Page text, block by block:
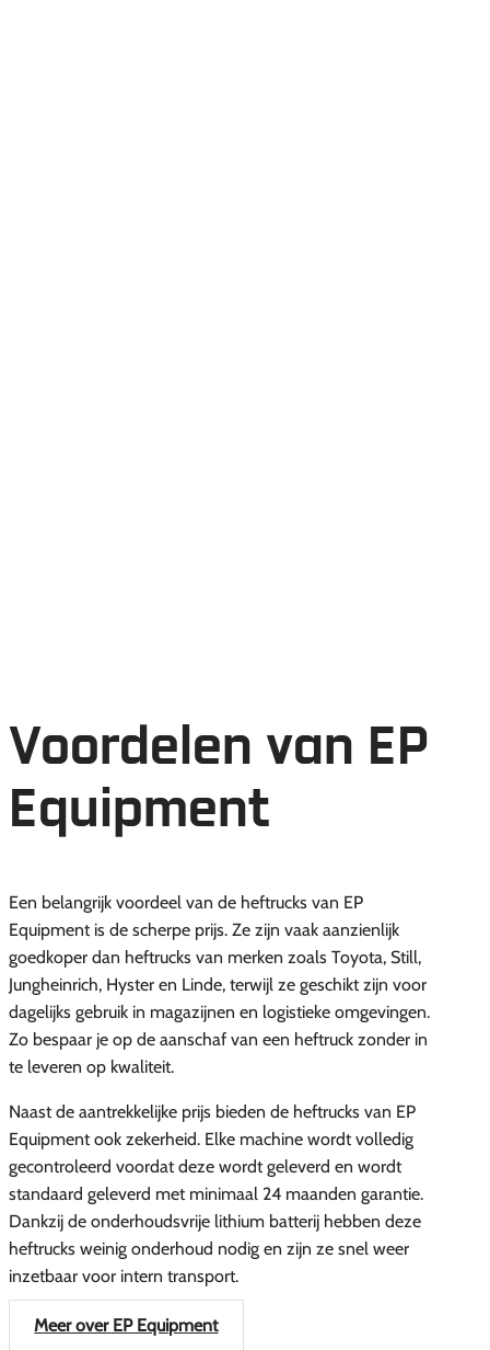
Voordelen van EP
Equipment
Een belangrijk voordeel van de heftrucks van EP
Equipment is de scherpe prijs. Ze zijn vaak aanzienlijk
goedkoper dan heftrucks van merken zoals Toyota, Still,
Jungheinrich, Hyster en Linde, terwijl ze geschikt zijn voor
dagelijks gebruik in magazijnen en logistieke omgevingen.
Zo bespaar je op de aanschaf van een heftruck zonder in
te leveren op kwaliteit.
Naast de aantrekkelijke prijs bieden de heftrucks van EP
Equipment ook zekerheid. Elke machine wordt volledig
gecontroleerd voordat deze wordt geleverd en wordt
standaard geleverd met minimaal 24 maanden garantie.
Dankzij de onderhoudsvrije lithium batterij hebben deze
heftrucks weinig onderhoud nodig en zijn ze snel weer
inzetbaar voor intern transport.
Meer over EP Equipment